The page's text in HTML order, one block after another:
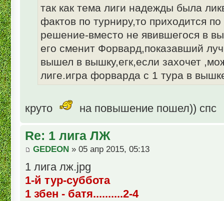
так как тема лиги надежды была
фактов по турниру,то приходится
решение-вместо не явившегося в
его сменит Форвард,показавший
вышел в вышку,егк,если захочет
лиге.игра форварда с 1 тура в
круто на повышение пошел)) спс
Re: 1 лига ЛЖ
GEDEON » 05 апр 2015, 05:13
1 лига лж.jpg
1-й тур-суббота
1 збен - батя..........2-4